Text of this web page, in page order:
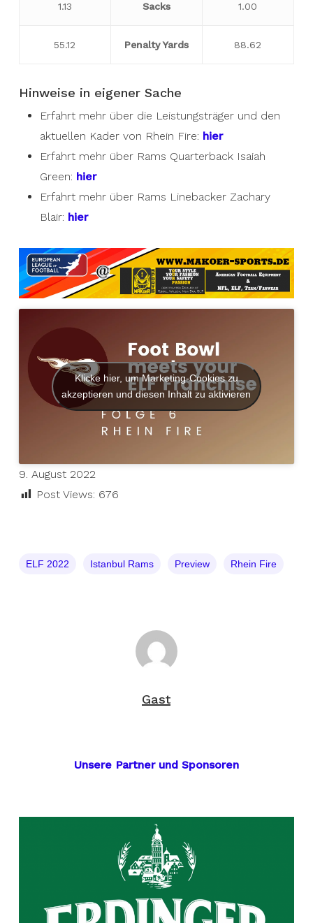
1.13 Sacks 1.00
55.12 Penalty Yards 88.62
Hinweise in eigener Sache
Erfahrt mehr über die Leistungsträger und den
aktuellen Kader von Rhein Fire: hier
Erfahrt mehr über Rams Quarterback Isaiah
Green: hier
Erfahrt mehr über Rams Linebacker Zachary
Blair: hier
Klicke hier, um Marketing-Cookies zu
akzeptieren und diesen Inhalt zu aktivieren
9. August 2022
Post Views: 676
ELF 2022 Istanbul Rams Preview Rhein Fire
Gast
Unsere Partner und Sponsoren